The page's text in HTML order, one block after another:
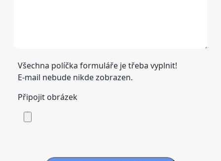
Všechna políčka formuláře je třeba vyplnit!
E-mail nebude nikde zobrazen.
Připojit obrázek